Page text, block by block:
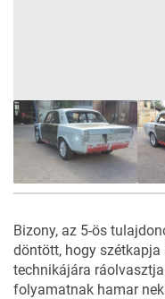
Bizony, az 5-ös
döntött, hogy szétkapja
technikájára
folyamatnak hamar